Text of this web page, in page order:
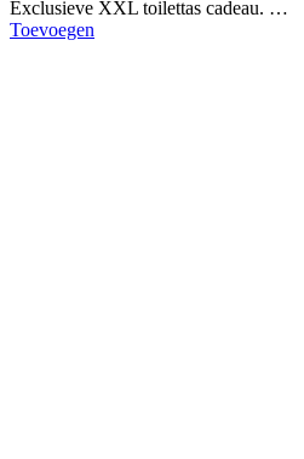
Exclusieve XXL toilettas cadeau. …
Toevoegen